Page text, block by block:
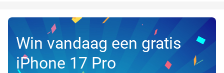
Win vandaag een gratis
iPhone 17 Pro